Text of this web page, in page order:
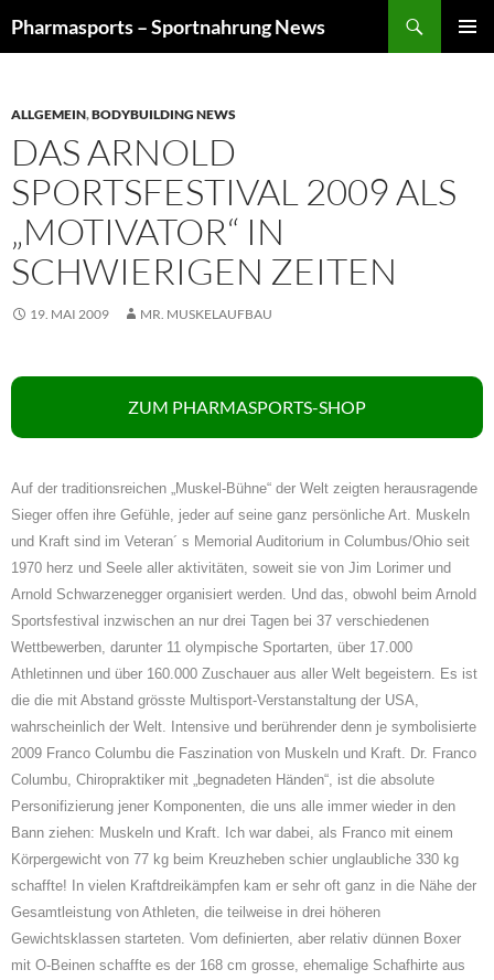
Inhalt
Pharmasports – Sportnahrung News
ALLGEMEIN,BODYBUILDING NEWS
DAS ARNOLD
SPORTSFESTIVAL 2009 ALS
„MOTIVATOR“ IN
SCHWIERIGEN ZEITEN
19. MAI 2009 MR. MUSKELAUFBAU
ZUM PHARMASPORTS-SHOP
Auf der traditionsreichen „Muskel-Bühne“ der Welt zeigten herausragende
Sieger offen ihre Gefühle, jeder auf seine ganz persönliche Art. Muskeln
und Kraft sind im Veteran´ s Memorial Auditorium in Columbus/Ohio seit
1970 herz und Seele aller aktivitäten, soweit sie von Jim Lorimer und
Arnold Schwarzenegger organisiert werden. Und das, obwohl beim Arnold
Sportsfestival inzwischen an nur drei Tagen bei 37 verschiedenen
Wettbewerben, darunter 11 olympische Sportarten, über 17.000
Athletinnen und über 160.000 Zuschauer aus aller Welt begeistern. Es ist
die die mit Abstand grösste Multisport-Verstanstaltung der USA,
wahrscheinlich der Welt. Intensive und berührender denn je symbolisierte
2009 Franco Columbu die Faszination von Muskeln und Kraft. Dr. Franco
Columbu, Chiropraktiker mit „begnadeten Händen“, ist die absolute
Personifizierung jener Komponenten, die uns alle immer wieder in den
Bann ziehen: Muskeln und Kraft. Ich war dabei, als Franco mit einem
Körpergewicht von 77 kg beim Kreuzheben schier unglaubliche 330 kg
schaffte! In vielen Kraftdreikämpfen kam er sehr oft ganz in die Nähe der
Gesamtleistung von Athleten, die teilweise in drei höheren
Gewichtsklassen starteten. Vom definierten, aber relativ dünnen Boxer
mit O-Beinen schaffte es der 168 cm grosse, ehemalige Schafhirte aus